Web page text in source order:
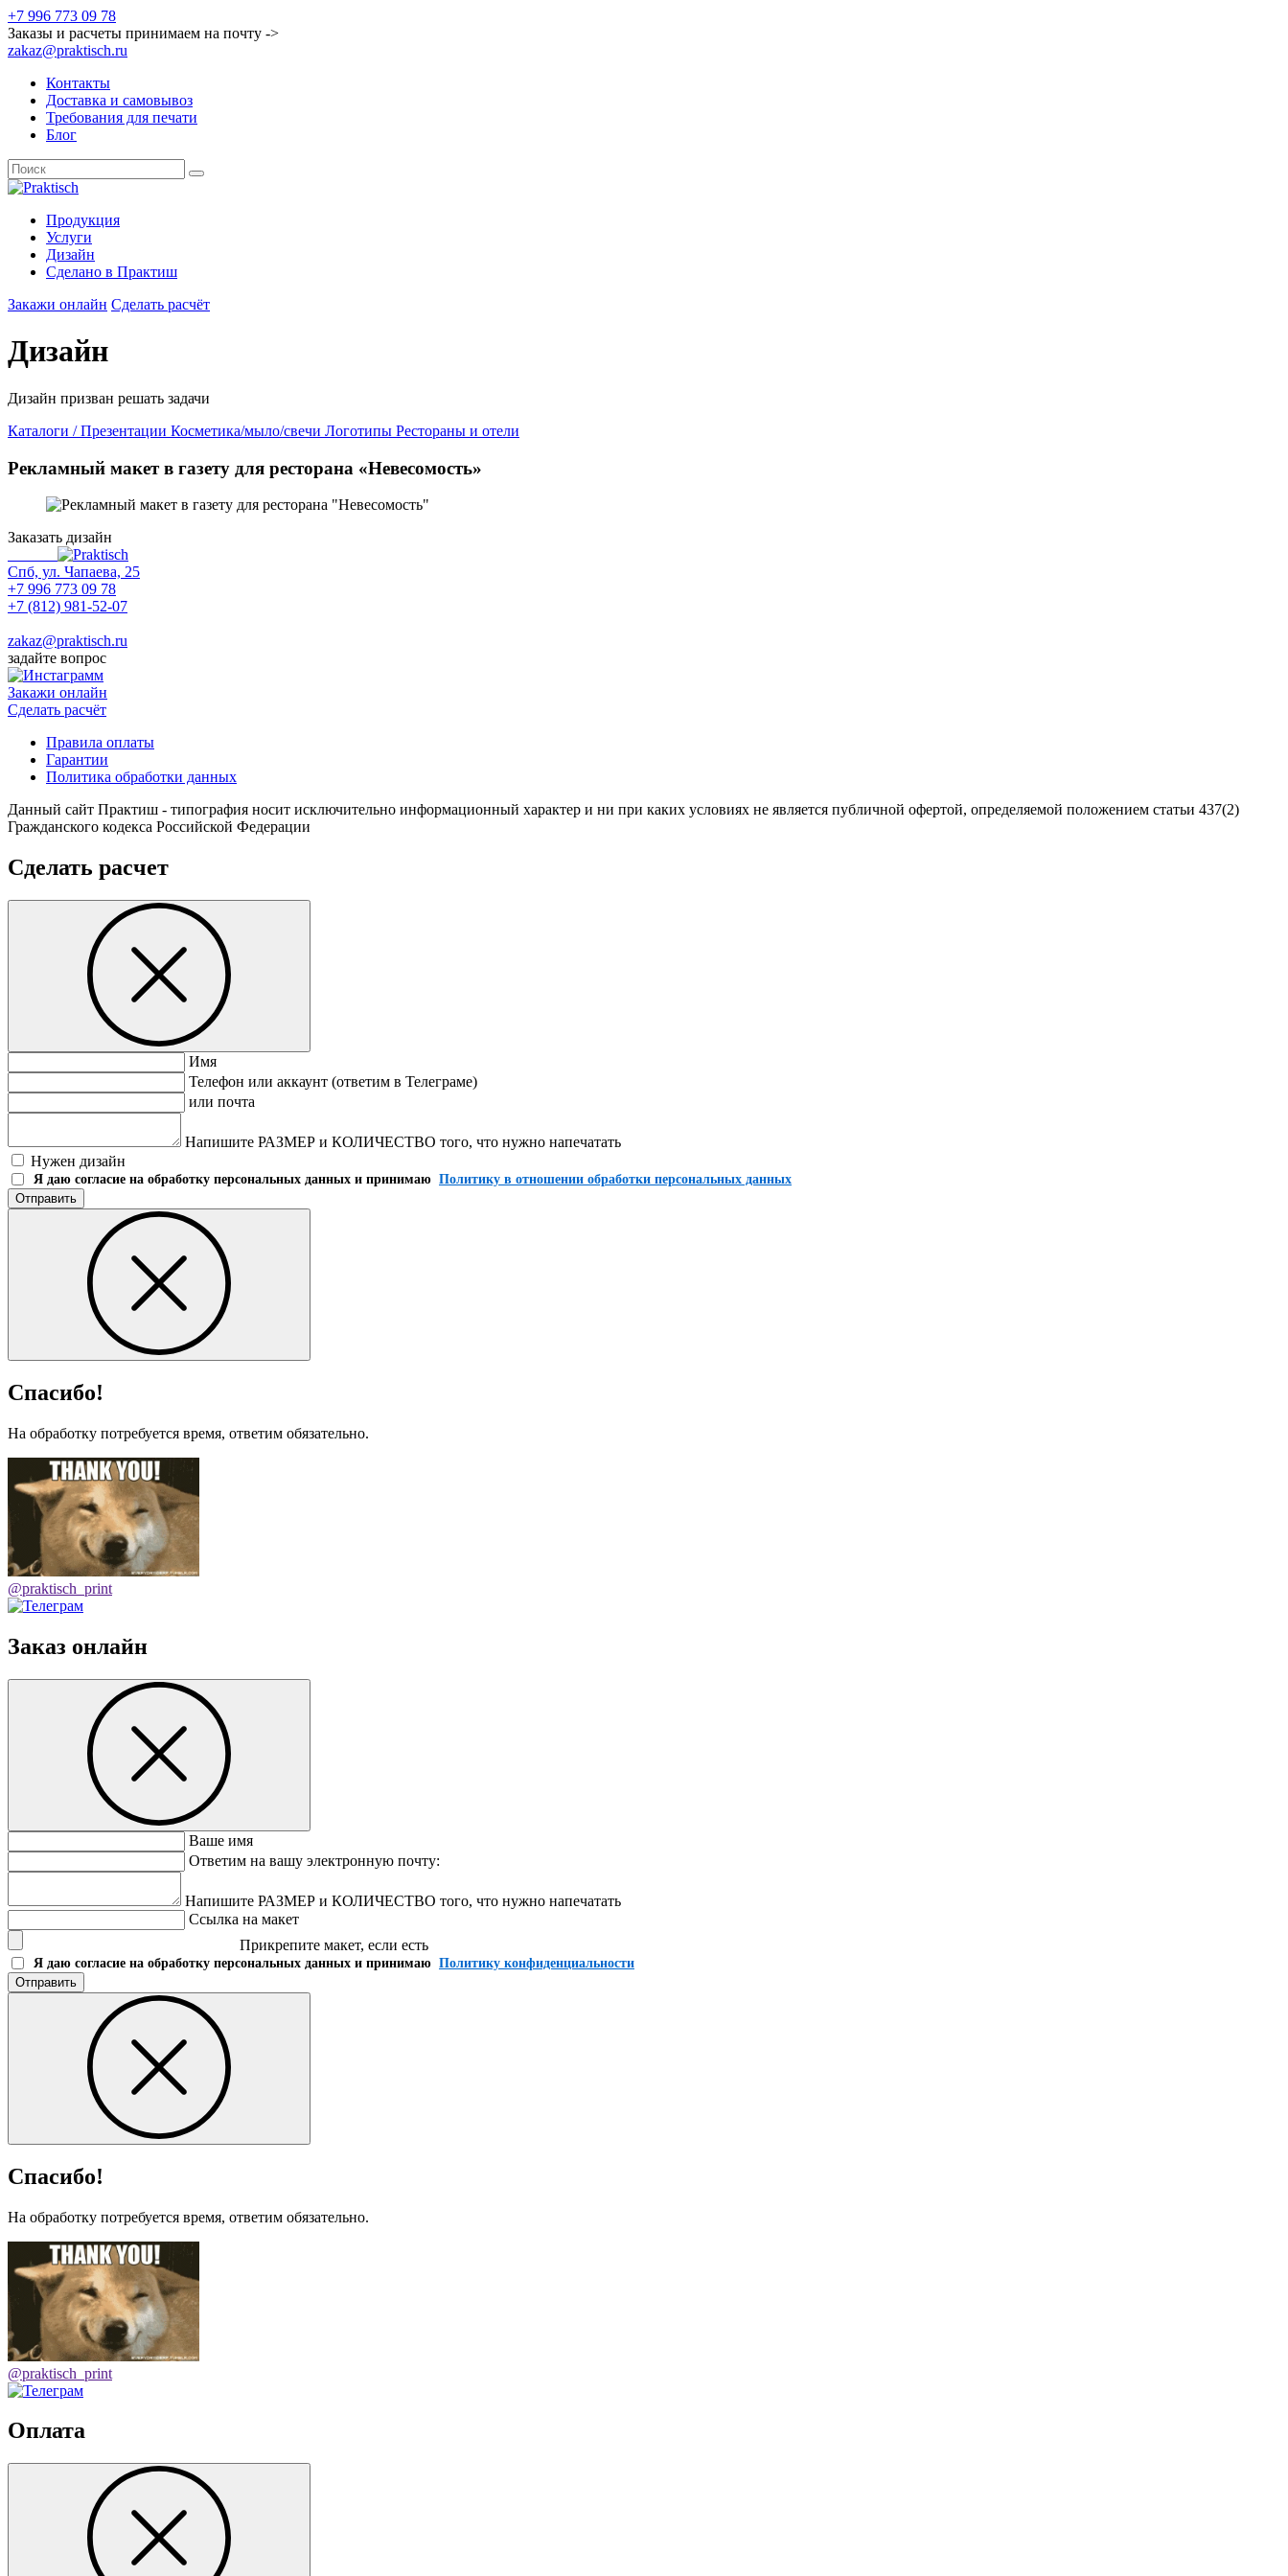
+7 996 773 09 78
Заказы и расчеты принимаем на почту ->
zakaz@praktisch.ru
Контакты
Доставка и самовывоз
Требования для печати
Блог
Продукция
Услуги
Дизайн
Cделано в Практиш
Закажи онлайн Сделать расчёт
Дизайн
Дизайн призван решать задачи
Каталоги / Презентации Косметика/мыло/свечи Логотипы Рестораны и отели
Рекламный макет в газету для ресторана «Невесомость»
Заказать дизайн
Спб, ул. Чапаева, 25
+7 996 773 09 78
+7 (812) 981-52-07
zakaz@praktisch.ru
задайте вопрос
Закажи онлайн
Cделать расчёт
Правила оплаты
Гарантии
Политика обработки данных
Данный сайт Практиш - типография носит исключительно информационный характер и ни при каких условиях не является публичной офертой, определяемой положением статьи 437(2)
Гражданского кодекса Российской Федерации
Сделать расчет
Имя
Телефон или аккаунт (ответим в Телеграме)
или почта
Напишите РАЗМЕР и КОЛИЧЕСТВО того, что нужно напечатать
Нужен дизайн
Я даю согласие на обработку персональных данных и принимаю Политику в отношении обработки персональных данных
Отправить
Спасибо!
На обработку потребуется время, ответим обязательно.
@praktisch_print
Заказ онлайн
Ваше имя
Ответим на вашу электронную почту:
Напишите РАЗМЕР и КОЛИЧЕСТВО того, что нужно напечатать
Ссылка на макет
Прикрепите макет, если есть
Я даю согласие на обработку персональных данных и принимаю Политику конфиденциальности
Отправить
Спасибо!
На обработку потребуется время, ответим обязательно.
@praktisch_print
Оплата